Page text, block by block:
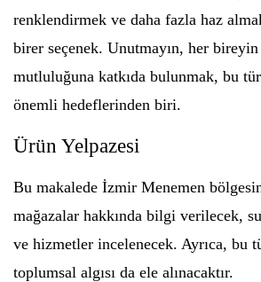
renklendirmek ve daha fazla haz
birer seçenek. Unutmayın, her bireyin
mutluluğuna katkıda bulunmak, bu
önemli hedeflerinden biri.
Ürün Yelpazesi
Bu makalede İzmir Menemen
mağazalar hakkında bilgi verilecek,
ve hizmetler incelenecek. Ayrıca, bu
toplumsal algısı da ele alınacaktır.